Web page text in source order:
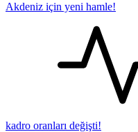
Akdeniz için yeni hamle!
kadro oranları değişti!